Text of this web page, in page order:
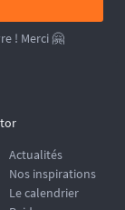
! Merci 🤗
Actualités
Nos inspirations
Le calendrier